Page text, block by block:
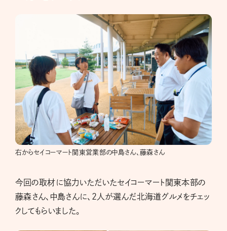
右からセイコーマート関東営業部の中島さん、藤森さん
今回の取材に協力いただいたセイコーマート関東本部の
藤森さん、中島さんに、2人が選んだ北海道グルメをチェッ
クしてもらいました。